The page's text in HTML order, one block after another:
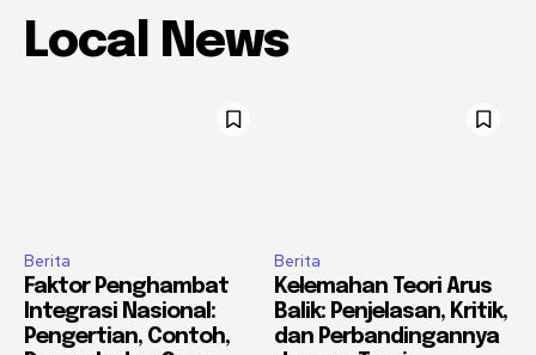
Local News
Berita
Faktor Penghambat
Integrasi Nasional:
Pengertian, Contoh,
Berita
Kelemahan Teori Arus
Balik: Penjelasan, Kritik,
dan Perbandingannya